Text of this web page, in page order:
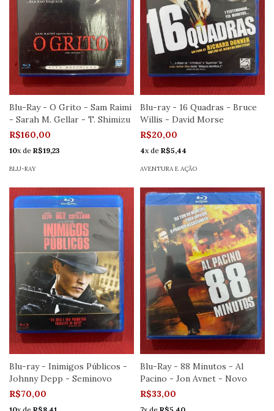
Blu-Ray - O Grito - Sam Raimi
- Sarah M. Gellar - T. Shimizu
R$160,00
10x de R$19,23
BLU-RAY
Blu-ray - 16 Quadras - Bruce
Willis - David Morse
R$20,00
4x de R$5,44
AVENTURA E AÇÃO
Blu-ray - Inimigos Públicos -
Johnny Depp - Seminovo
R$70,00
Blu-Ray - 88 Minutos - Al
Pacino - Jon Avnet - Novo
R$33,00